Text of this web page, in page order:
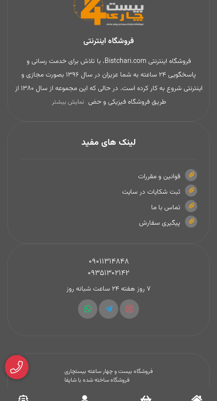
فروشگاه اینترنتی
فروشگاه اینترنتی Bistchari.com، با تلاش برای خدمت رسانی و
پاسخگویی 24 ساعته به شما عزیزان در سال 1396 بصورت مجازی و
اینترنتی شروع به کار کرده است. در حالی که این مجموعه از سال 1380 از
طریق فروشگاه فیزیکی و حض نمایش بیشتر
لینک های مفید
قوانین و مقررات
ثبت شکایات در سایت
تماس با ما
پیگیری سفارش
09011314848
09351302142
7 روز هفته 24 ساعت شبانه روز
فروشگاه بیست و چهار ساعته بیستچاری
فروشگاه ساخته شده با شاپفا